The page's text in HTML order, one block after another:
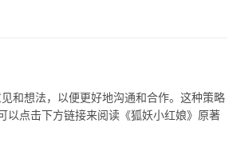
和想法，以便更好地沟通和合作。这种策略
以点击下方链接来阅读《狐妖小红娘》原著